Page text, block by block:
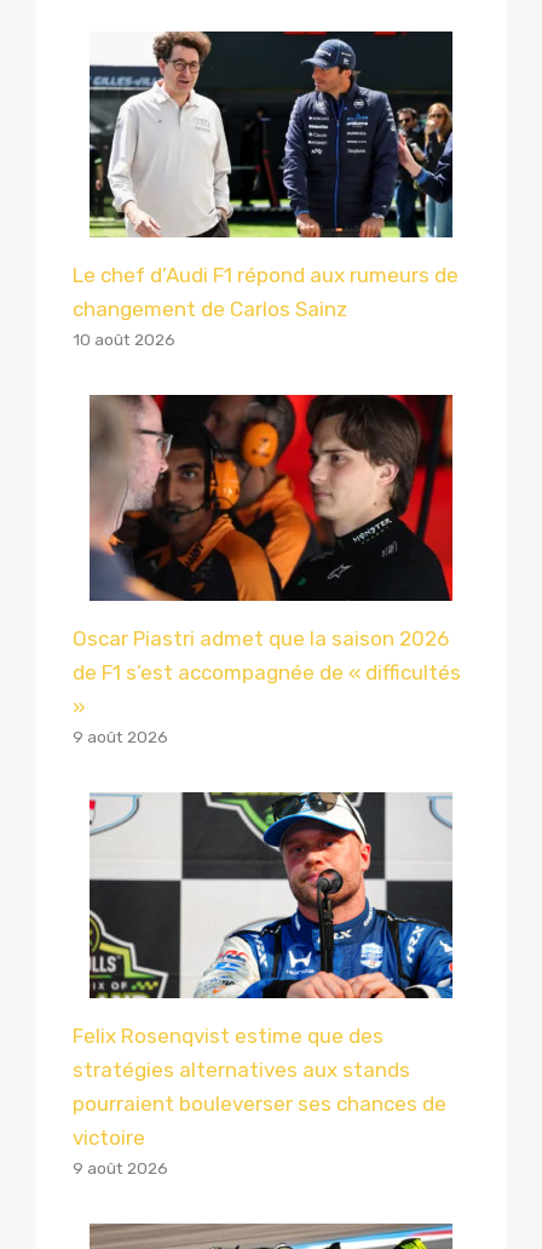
Le chef d’Audi F1 répond aux rumeurs de
changement de Carlos Sainz
10 août 2026
Oscar Piastri admet que la saison 2026
de F1 s’est accompagnée de « difficultés
»
9 août 2026
Felix Rosenqvist estime que des
stratégies alternatives aux stands
pourraient bouleverser ses chances de
victoire
9 août 2026